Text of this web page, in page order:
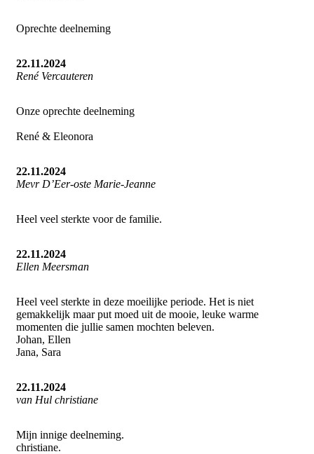
Oprechte deelneming
22.11.2024
René Vercauteren
Onze oprechte deelneming
René & Eleonora
22.11.2024
Mevr D’Eer-oste Marie-Jeanne
Heel veel sterkte voor de familie.
22.11.2024
Ellen Meersman
Heel veel sterkte in deze moeilijke periode. Het is niet
gemakkelijk maar put moed uit de mooie, leuke warme
momenten die jullie samen mochten beleven.
Johan, Ellen
Jana, Sara
22.11.2024
van Hul christiane
Mijn innige deelneming.
christiane.